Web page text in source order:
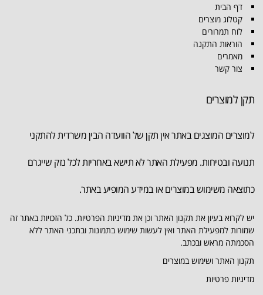
דף הבית
קטלוג מוצרים
לוח תמרורים
הוראות התקנה
מאמרים
צור קשר
תקן למוצרים
למוצרים המוצגים באתר אין תקן של הוועדה הבין משרדית להתקני
תנועה ובטיחות. מפעילת האתר לא תישא באחריות לכל נזק שייגרם
כתוצאה משימוש במוצרים או במידע המופיע באתר.
יש לקרוא בעיון את תקנון האתר וכן את מדיניות הפרטיות. כל הזכויות באתר זה
שמורות למפעילת האתר ואין לעשות שימוש בתמונות ובתכני האתר ללא
הסכמתה מראש ובכתב.
תקנון האתר ושימוש במוצרים
מדיניות פרטיות